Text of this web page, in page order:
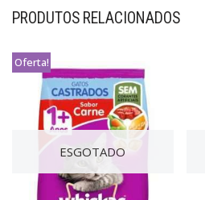
PRODUTOS RELACIONADOS
ESGOTADO
Oferta!